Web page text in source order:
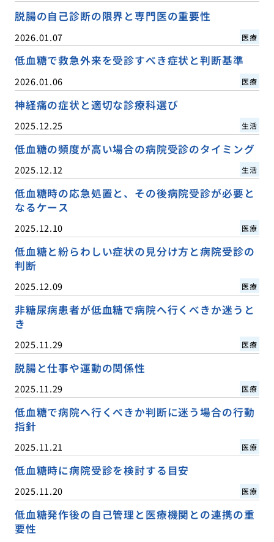
脱腸の自己診断の限界と専門医の重要性
2026.01.07 医療
低血糖で救急外来を受診すべき症状と判断基準
2026.01.06 医療
神経痛の症状と適切な診療科選び
2025.12.25 生活
低血糖の頻度が高い場合の病院受診のタイミング
2025.12.12 生活
低血糖時の応急処置と、その後病院受診が必要と
なるケース
2025.12.10 医療
低血糖と紛らわしい症状の見分け方と病院受診の
判断
2025.12.09 医療
非糖尿病患者が低血糖で病院へ行くべきか迷うと
き
2025.11.29 医療
脱腸と仕事や運動の関係性
2025.11.29 医療
低血糖で病院へ行くべきか判断に迷う場合の行動
指針
2025.11.21 医療
低血糖時に病院受診を検討する目安
2025.11.20 医療
低血糖発作後の自己管理と医療機関との連携の重
要性